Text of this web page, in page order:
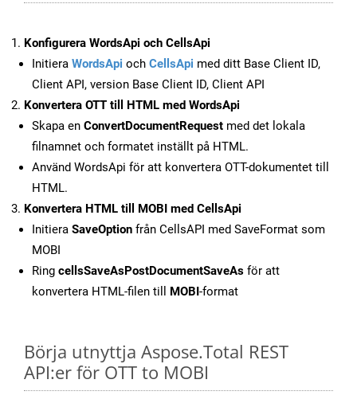
Konfigurera WordsApi och CellsApi
Initiera WordsApi och CellsApi med ditt Base Client ID,
Client API, version Base Client ID, Client API
Konvertera OTT till HTML med WordsApi
Skapa en ConvertDocumentRequest med det lokala
filnamnet och formatet inställt på HTML.
Använd WordsApi för att konvertera OTT-dokumentet till
HTML.
Konvertera HTML till MOBI med CellsApi
Initiera SaveOption från CellsAPI med SaveFormat som
MOBI
Ring cellsSaveAsPostDocumentSaveAs för att
konvertera HTML-filen till MOBI-format
Börja utnyttja Aspose.Total REST
API:er för OTT to MOBI